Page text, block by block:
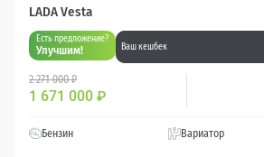
LADA Vesta
Есть предложение?
Улучшим! Ваш кешбек
2 271 000 ₽
1 671 000 ₽
Бензин Вариатор